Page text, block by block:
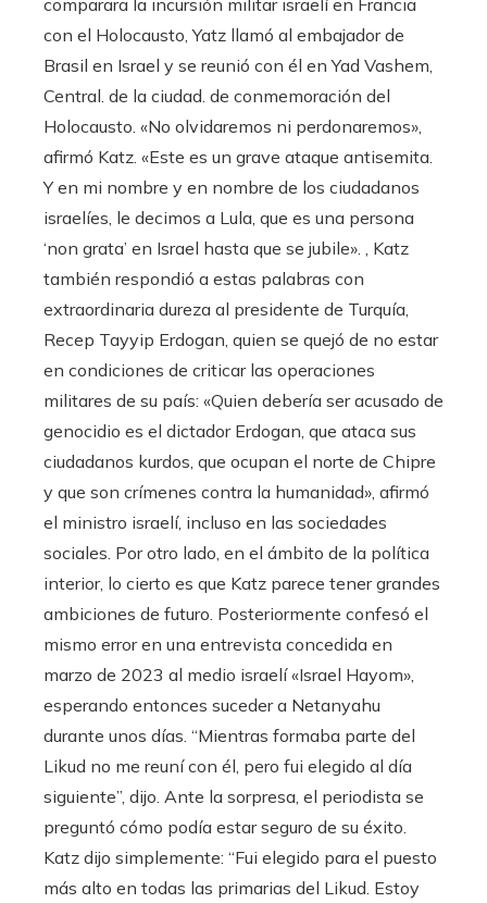
con el Holocausto, Yatz llamó al embajador de
Brasil en Israel y se reunió con él en Yad Vashem,
Central. de la ciudad. de conmemoración del
Holocausto. «No olvidaremos ni perdonaremos»,
afirmó Katz. «Este es un grave ataque antisemita.
Y en mi nombre y en nombre de los ciudadanos
israelíes, le decimos a Lula, que es una persona
‘non grata’ en Israel hasta que se jubile». , Katz
también respondió a estas palabras con
extraordinaria dureza al presidente de Turquía,
Recep Tayyip Erdogan, quien se quejó de no estar
en condiciones de criticar las operaciones
militares de su país: «Quien debería ser acusado de
genocidio es el dictador Erdogan, que ataca sus
ciudadanos kurdos, que ocupan el norte de Chipre
y que son crímenes contra la humanidad», afirmó
el ministro israelí, incluso en las sociedades
sociales. Por otro lado, en el ámbito de la política
interior, lo cierto es que Katz parece tener grandes
ambiciones de futuro. Posteriormente confesó el
mismo error en una entrevista concedida en
marzo de 2023 al medio israelí «Israel Hayom»,
esperando entonces suceder a Netanyahu
durante unos días. “Mientras formaba parte del
Likud no me reuní con él, pero fui elegido al día
siguiente”, dijo. Ante la sorpresa, el periodista se
preguntó cómo podía estar seguro de su éxito.
Katz dijo simplemente: “Fui elegido para el puesto
más alto en todas las primarias del Likud. Estoy